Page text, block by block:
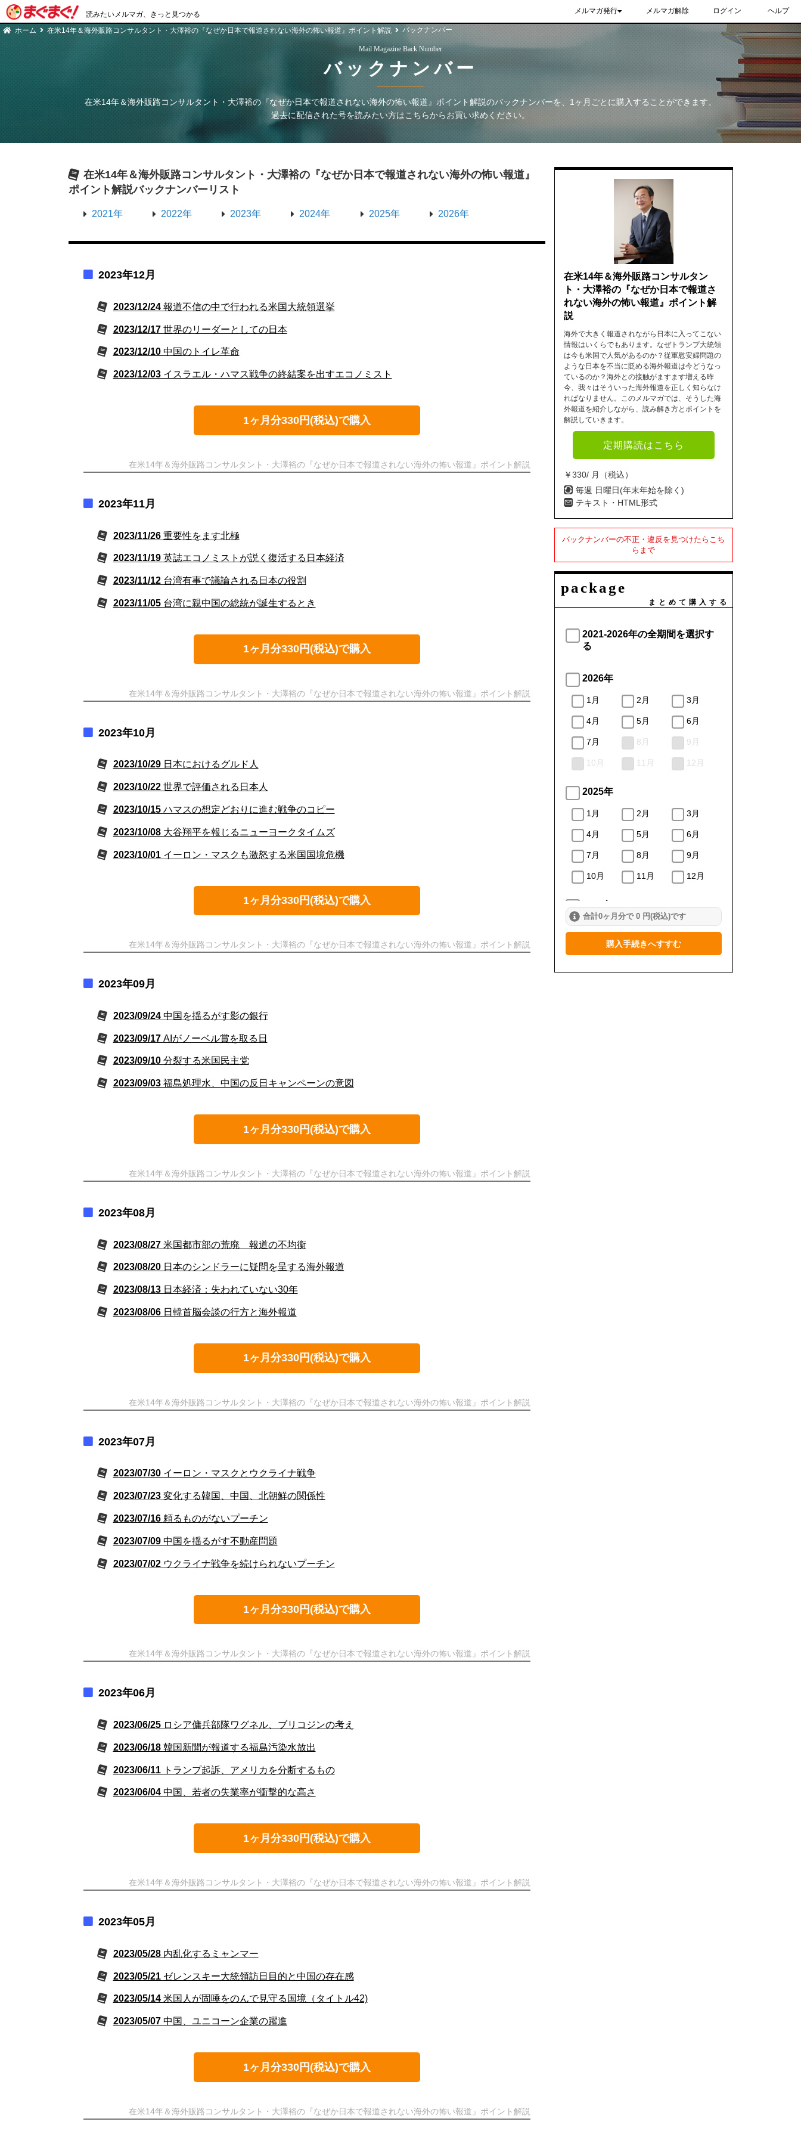
読みたいメルマガ、きっと見つかる メルマガ発行 メルマガ解除 ログイン ヘルプ
ホーム 在米14年＆海外販路コンサルタント・大澤裕の『なぜか日本で報道されない海外の怖い報道』ポイント解説 バックナンバー
Mail Magazine Back Number
バックナンバー
在米14年＆海外販路コンサルタント・大澤裕の『なぜか日本で報道されない海外の怖い報道』ポイント解説のバックナンバーを、1ヶ月ごとに購入することができます。
過去に配信された号を読みたい方はこちらからお買い求めください。
在米14年＆海外販路コンサルタント・大澤裕の『なぜか日本で報道されない海外の怖い報道』
ポイント解説バックナンバーリスト
2021年 2022年 2023年 2024年 2025年 2026年
2023年12月
2023/12/24 報道不信の中で行われる米国大統領選挙
2023/12/17 世界のリーダーとしての日本
2023/12/10 中国のトイレ革命
2023/12/03 イスラエル・ハマス戦争の終結案を出すエコノミスト
1ヶ月分330円(税込)で購入
在米14年＆海外販路コンサルタント・大澤裕の『なぜか日本で報道されない海外の怖い報道』ポイント解説
2023年11月
2023/11/26 重要性をます北極
2023/11/19 英誌エコノミストが説く復活する日本経済
2023/11/12 台湾有事で議論される日本の役割
2023/11/05 台湾に親中国の総統が誕生するとき
1ヶ月分330円(税込)で購入
在米14年＆海外販路コンサルタント・大澤裕の『なぜか日本で報道されない海外の怖い報道』ポイント解説
2023年10月
2023/10/29 日本におけるグルド人
2023/10/22 世界で評価される日本人
2023/10/15 ハマスの想定どおりに進む戦争のコピー
2023/10/08 大谷翔平を報じるニューヨークタイムズ
2023/10/01 イーロン・マスクも激怒する米国国境危機
1ヶ月分330円(税込)で購入
在米14年＆海外販路コンサルタント・大澤裕の『なぜか日本で報道されない海外の怖い報道』ポイント解説
2023年09月
2023/09/24 中国を揺るがす影の銀行
2023/09/17 AIがノーベル賞を取る日
2023/09/10 分裂する米国民主党
2023/09/03 福島処理水、中国の反日キャンペーンの意図
1ヶ月分330円(税込)で購入
在米14年＆海外販路コンサルタント・大澤裕の『なぜか日本で報道されない海外の怖い報道』ポイント解説
2023年08月
2023/08/27 米国都市部の荒廃 報道の不均衡
2023/08/20 日本のシンドラーに疑問を呈する海外報道
2023/08/13 日本経済：失われていない30年
2023/08/06 日韓首脳会談の行方と海外報道
1ヶ月分330円(税込)で購入
在米14年＆海外販路コンサルタント・大澤裕の『なぜか日本で報道されない海外の怖い報道』ポイント解説
2023年07月
2023/07/30 イーロン・マスクとウクライナ戦争
2023/07/23 変化する韓国、中国、北朝鮮の関係性
2023/07/16 頼るものがないプーチン
2023/07/09 中国を揺るがす不動産問題
2023/07/02 ウクライナ戦争を続けられないプーチン
1ヶ月分330円(税込)で購入
在米14年＆海外販路コンサルタント・大澤裕の『なぜか日本で報道されない海外の怖い報道』ポイント解説
2023年06月
2023/06/25 ロシア傭兵部隊ワグネル、ブリコジンの考え
2023/06/18 韓国新聞が報道する福島汚染水放出
2023/06/11 トランプ起訴、アメリカを分断するもの
2023/06/04 中国、若者の失業率が衝撃的な高さ
1ヶ月分330円(税込)で購入
在米14年＆海外販路コンサルタント・大澤裕の『なぜか日本で報道されない海外の怖い報道』ポイント解説
2023年05月
2023/05/28 内乱化するミャンマー
2023/05/21 ゼレンスキー大統領訪日目的と中国の存在感
2023/05/14 米国人が固唾をのんで見守る国境（タイトル42)
2023/05/07 中国、ユニコーン企業の躍進
1ヶ月分330円(税込)で購入
在米14年＆海外販路コンサルタント・大澤裕の『なぜか日本で報道されない海外の怖い報道』ポイント解説
在米14年＆海外販路コンサルタン
ト・大澤裕の『なぜか日本で報道さ
れない海外の怖い報道』ポイント解
説
海外で大きく報道されながら日本に入ってこない
情報はいくらでもあります。なぜトランプ大統領
は今も米国で人気があるのか？従軍慰安婦問題の
ような日本を不当に貶める海外報道は今どうなっ
ているのか？海外との接触がますます増える昨
今、我々はそういった海外報道を正しく知らなけ
ればなりません。このメルマガでは、そうした海
外報道を紹介しながら、読み解き方とポイントを
解説していきます。
定期購読はこちら
￥330/ 月（税込）
毎週 日曜日(年末年始を除く)
テキスト・HTML形式
バックナンバーの不正・違反を見つけたらこち
らまで
package
まとめて購入する
2021-2026年の全期間を選択す
る
2026年
1月 2月 3月
4月 5月 6月
7月 8月 9月
10月 11月 12月
2025年
1月 2月 3月
4月 5月 6月
7月 8月 9月
10月 11月 12月
2024年
1月 2月 3月
5月
合計0ヶ月分で 0 円(税込)です
購入手続きへすすむ